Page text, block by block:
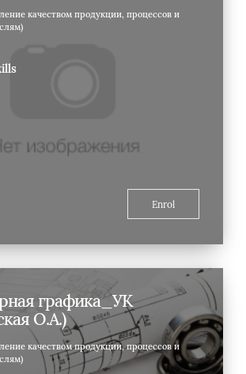
качеством продукции, процессов и
Enrol
графика_УК
О.А.)
качеством продукции, процессов и